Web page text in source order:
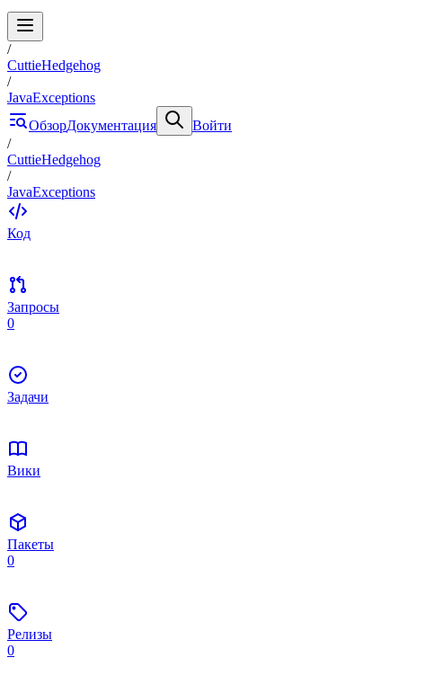
/
CuttieHedgehog
/
JavaExceptions
ОбзорДокументация
Войти
/
CuttieHedgehog
/
JavaExceptions
Код
Запросы
0
Задачи
Вики
Пакеты
0
Релизы
0